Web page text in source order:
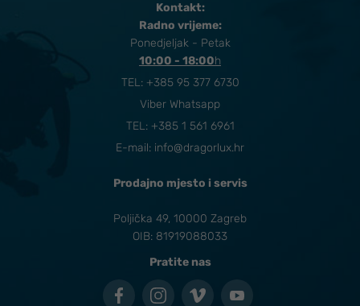
Kontakt:
Radno vrijeme:
Ponedjeljak - Petak
10:00 - 18:00​h
TEL: +385 95 377 6730
Viber Whatsapp
TEL: +385 1 561 6961
E-mail: info@dragorlux.hr
Prodajno mjesto i servis
Poljička 49, 10000 Zagreb
OIB: 81919088033
Pratite nas